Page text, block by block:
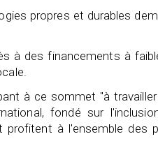
propres et durables
à des financements à
à ce sommet "à
fondé sur
profitent à l'ensemble des